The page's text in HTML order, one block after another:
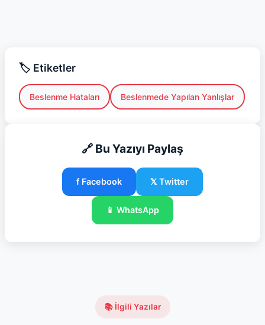
🏷️ Etiketler
Beslenme Hataları Beslenmede Yapılan Yanlışlar
🔗 Bu Yazıyı Paylaş
f Facebook 𝕏 Twitter
📱 WhatsApp
📚 İlgili Yazılar